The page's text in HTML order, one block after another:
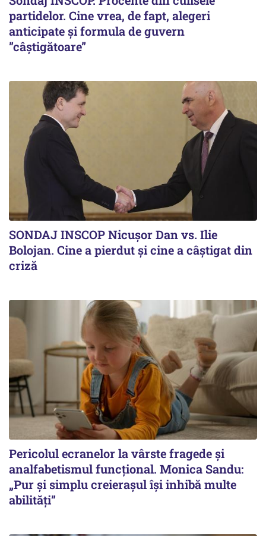
partidelor. Cine vrea, de fapt, alegeri
anticipate și formula de guvern
”câștigătoare”
SONDAJ INSCOP Nicușor Dan vs. Ilie
Bolojan. Cine a pierdut și cine a câștigat din
criză
Pericolul ecranelor la vârste fragede și
analfabetismul funcțional. Monica Sandu:
„Pur și simplu creierașul își inhibă multe
abilități”